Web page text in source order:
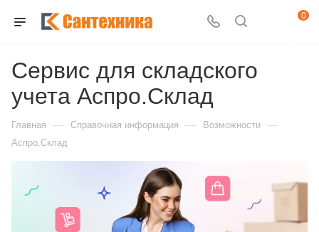
0
Сервис для складского
учета Аспро.Склад
Главная — Справочная информация — Возможности —
Аспро.Склад